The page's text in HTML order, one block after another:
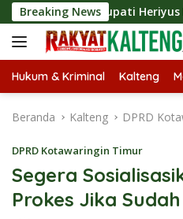
Langsung
ke
konten
Breaking News
2026, Bupati Heriyus Ikut
Hukum & Kriminal Kalteng
Beranda Kalteng DPRD
DPRD Kotawaringin Timur
Segera
Prokes Jika